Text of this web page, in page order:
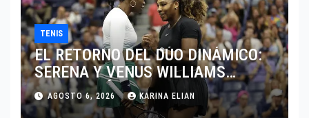
TENIS
EL RETORNO DEL DÚO DINÁMICO:
SERENA Y VENUS WILLIAMS
DISPUTARÁN LOS DOBLES EN
CINCINNATI 2026
AGOSTO 6, 2026 KARINA ELIAN